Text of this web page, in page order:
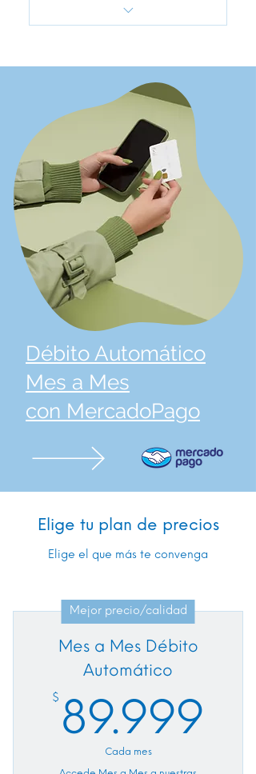
+ Todo lo del trimestre
Débito Automático
Mes a Mes
con MercadoPago
Elige tu plan de precios
Elige el que más te convenga
Mejor precio/calidad
Mes a Mes Débito
Automático
$ 89.999
Cada mes